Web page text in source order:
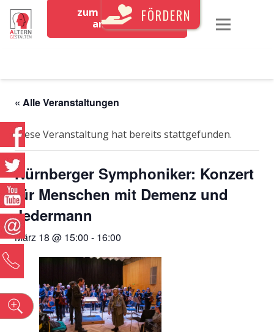
zum Newsletter
anmeldenFÖRDERN
« Alle Veranstaltungen
Diese Veranstaltung hat bereits stattgefunden.
Nürnberger Symphoniker: Konzert
für Menschen mit Demenz und
Jedermann
März 18 @ 15:00 - 16:00